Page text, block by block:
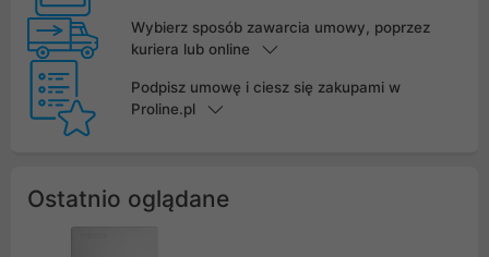
Wybierz sposób zawarcia umowy, poprzez
kuriera lub online
Podpisz umowę i ciesz się zakupami w
Proline.pl
Ostatnio oglądane